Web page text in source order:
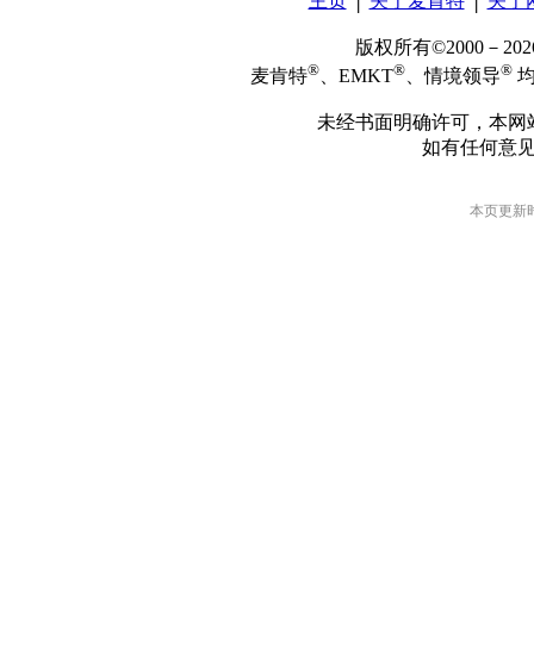
版权所有©2000－
麦肯特® 、EMKT® 、情境领导®
未经书面明确许可，本
如有任何意
本页更新